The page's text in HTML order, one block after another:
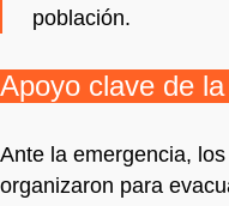
población.
Apoyo clave de
Ante la emergencia,
organizaron para